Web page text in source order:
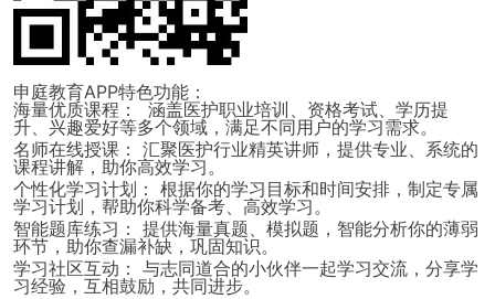
申庭教育APP特色功能：
海量优质课程：
涵盖医护职业培训、资格考试、学历提
升、兴趣爱好等多个领域，满足不同用户的学习需求。
名师在线授课： 汇聚医护行业精英讲师，提供专业、系统的
课程讲解，助你高效学习。
个性化学习计划： 根据你的学习目标和时间安排，制定专属
学习计划，帮助你科学备考、高效学习。
智能题库练习： 提供海量真题、模拟题，智能分析你的薄弱
环节，助你查漏补缺，巩固知识。
学习社区互动： 与志同道合的小伙伴一起学习交流，分享学
习经验，互相鼓励，共同进步。